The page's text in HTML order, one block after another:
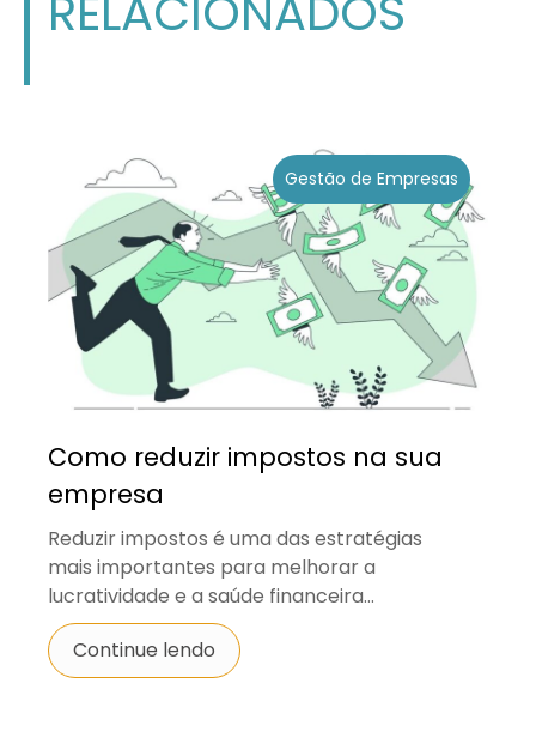
RELACIONADOS
Gestão de Empresas
Como reduzir impostos na sua
empresa
Reduzir impostos é uma das estratégias
mais importantes para melhorar a
lucratividade e a saúde financeira...
Continue lendo